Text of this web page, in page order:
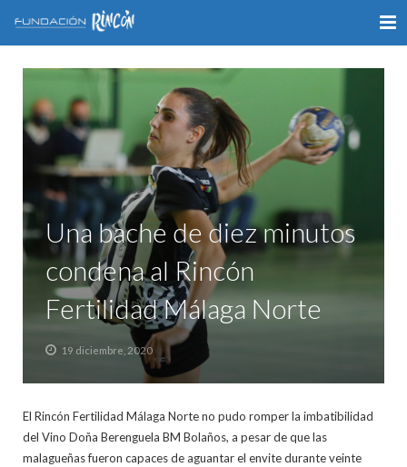
INICIO
LA FUNDACIÓN
APOYO AL DEPORTE
GALERÍA
VÍDEOS
COLABORA
CONTACTO
Una bache de diez minutos
condena al Rincón
Fertilidad Málaga Norte
19 diciembre, 2020
El Rincón Fertilidad Málaga Norte no pudo romper la imbatibilidad
del Vino Doña Berenguela BM Bolaños, a pesar de que las
malagueñas fueron capaces de aguantar el envite durante veinte